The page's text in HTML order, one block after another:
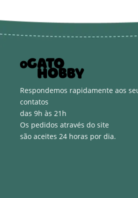
Respondemos rapidamente aos
contatos
das 9h às 21h
Os pedidos através do site
são aceites 24 horas por dia.